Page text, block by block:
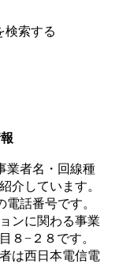
業者名・回線種
介しています。
電話番号です。
ンに関わる事業
８−２８ です。
は西日本電信電